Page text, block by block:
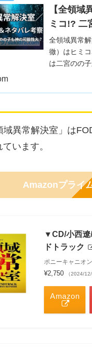
【全領域
ミコ!? 二
全領域異常
徹）はヒミ
は二宮のの
域異常解決室」は
います。
Amazonプライ
▼CD/小西遼
ドトラック
ポニーキャニオン
¥2,750 （2024/
Amazon